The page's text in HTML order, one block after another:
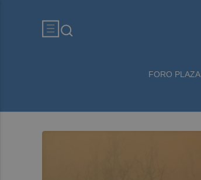
FORO PLAZA